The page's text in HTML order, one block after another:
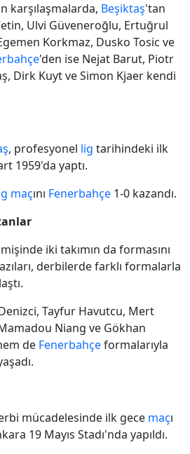
karşılaşmalarda, Beşiktaş'tan
Ulvi Güveneroğlu, Ertuğrul
Korkmaz, Dusko Tosic ve
'den ise Nejat Barut, Piotr
Dirk Kuyt ve Simon Kjaer kendi
, profesyonel lig tarihindeki ilk
1959'da yaptı.
maçını Fenerbahçe 1-0 kazandı.
iki takımın da formasını
derbilerde farklı formalarla
Tayfur Havutcu, Mert
Niang ve Gökhan
de Fenerbahçeformalarıyla
mücadelesinde ilk gece maçı
19 Mayıs Stadı'nda yapıldı.